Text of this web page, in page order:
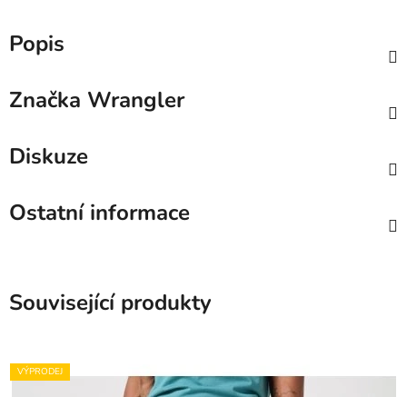
Popis
Značka Wrangler
Diskuze
Ostatní informace
Související produkty
VÝPRODEJ